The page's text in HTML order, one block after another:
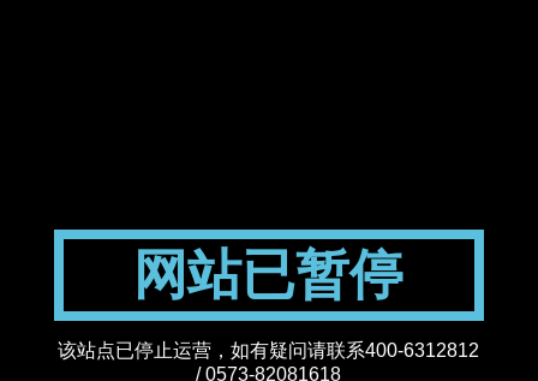
网站已暂停
该站点已停止运营，如有疑问请联系400-6312812
/ 0573-82081618